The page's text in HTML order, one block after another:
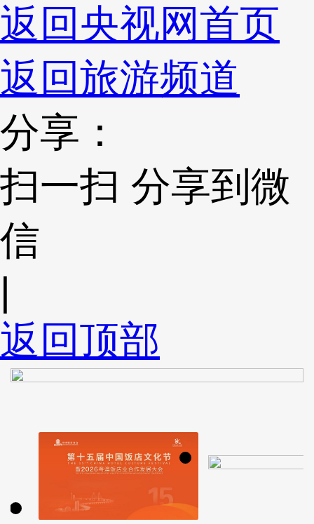
返回央视网首页
返回旅游频道
分享：
扫一扫 分享到微
信
|
返回顶部